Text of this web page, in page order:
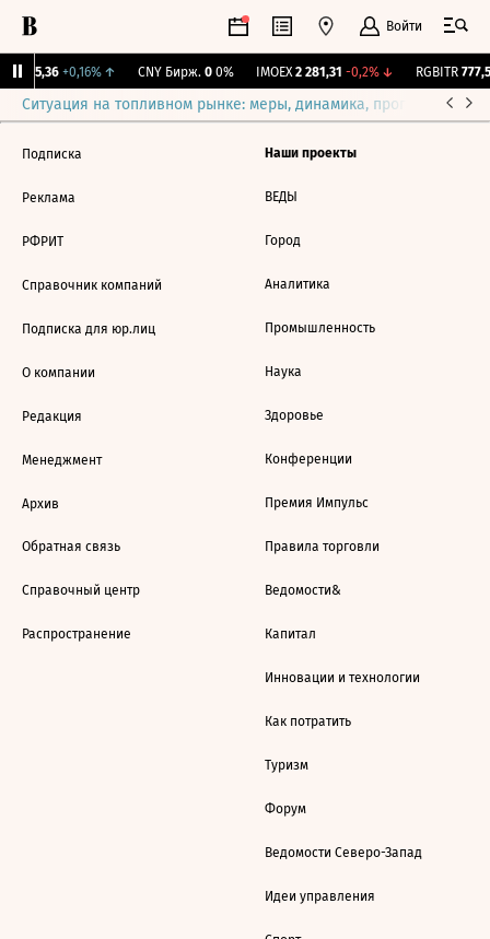
Войти
115,36 +0,16%↑ CNY Бирж. 0 0% IMOEX 2 281,31 -0,2%↓ RGBITR 777,51
Ситуация на топливном рынке: меры, динамика, прогнозы
Подписка
Реклама
РФРИТ
Справочник компаний
Подписка для юр.лиц
О компании
Редакция
Менеджмент
Архив
Обратная связь
Справочный центр
Распространение
Наши проекты
ВЕДЫ
Город
Аналитика
Промышленность
Наука
Здоровье
Конференции
Премия Импульс
Правила торговли
Ведомости&
Капитал
Инновации и технологии
Как потратить
Туризм
Форум
Ведомости Северо-Запад
Идеи управления